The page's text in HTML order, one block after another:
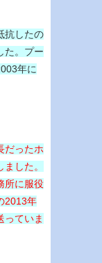
抗したの
た。プー
年に
だったホ
した。
所に服役
2013年
っていま